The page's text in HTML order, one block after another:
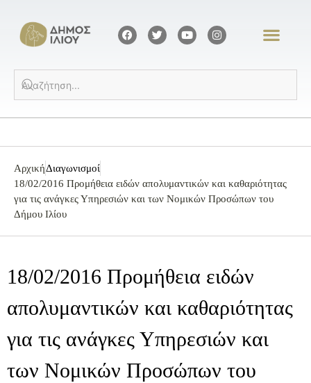
ΑρχικήΔιαγωνισμοί
18/02/2016 Προμήθεια ειδών απολυμαντικών και καθαριότητας
για τις ανάγκες Υπηρεσιών και των Νομικών Προσώπων του
Δήμου Ιλίου
18/02/2016 Προμήθεια ειδών
απολυμαντικών και καθαριότητας
για τις ανάγκες Υπηρεσιών και
των Νομικών Προσώπων του